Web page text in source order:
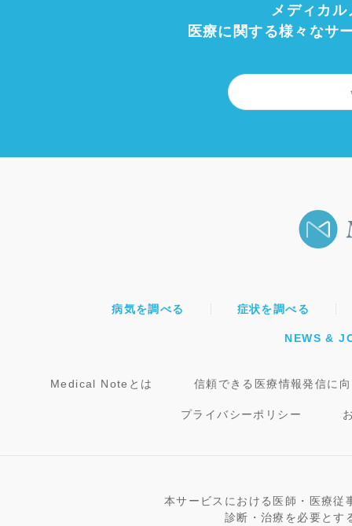
メディカ
医療に関する様々なサ
病気を調べる 症状を調べる
NEWS &
Medical Noteとは 信頼できる医療情報発信に
プライバシーポリシー
本サービスにおける医師・医療従
診断・治療を必要とす